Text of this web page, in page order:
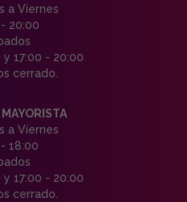
a Viernes
20:00
17:00 - 20:00
cerrado.
a Viernes
18:00
17:00 - 20:00
cerrado.